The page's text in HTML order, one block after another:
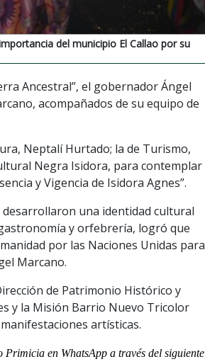
del municipio El Callao por su
Ancestral”, el gobernador Ángel
acompañados de su equipo de
Neptalí Hurtado; la de Turismo,
Negra Isidora, para contemplar
y Vigencia de Isidora Agnes”.
una identidad cultural
y orfebrería, logró que
por las Naciones Unidas para
Marcano.
de Patrimonio Histórico y
y la Misión Barrio Nuevo Tricolor
artísticas.
en WhatsApp a través del siguiente